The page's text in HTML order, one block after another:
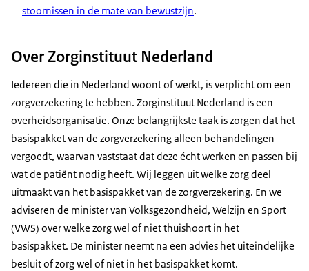
stoornissen in de mate van bewustzijn.
Over Zorginstituut Nederland
Iedereen die in Nederland woont of werkt, is verplicht om een
zorgverzekering te hebben. Zorginstituut Nederland is een
overheidsorganisatie. Onze belangrijkste taak is zorgen dat het
basispakket van de zorgverzekering alleen behandelingen
vergoedt, waarvan vaststaat dat deze écht werken en passen bij
wat de patiënt nodig heeft. Wij leggen uit welke zorg deel
uitmaakt van het basispakket van de zorgverzekering. En we
adviseren de minister van Volksgezondheid, Welzijn en Sport
(VWS) over welke zorg wel of niet thuishoort in het
basispakket. De minister neemt na een advies het uiteindelijke
besluit of zorg wel of niet in het basispakket komt.